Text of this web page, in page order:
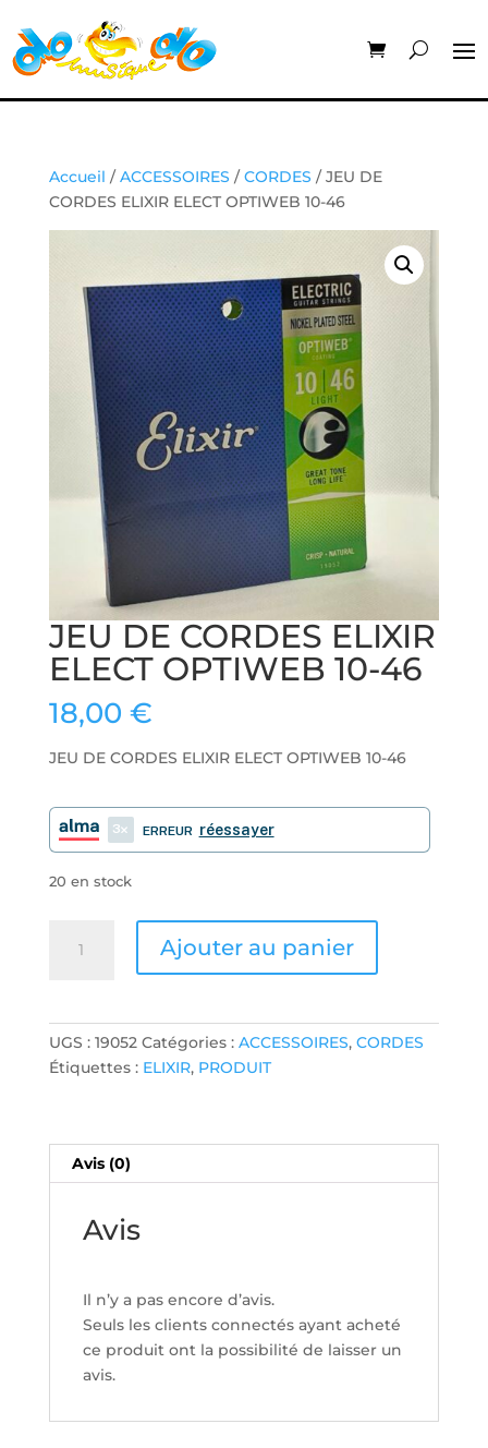
Accueil /ACCESSOIRES /CORDES / JEU DE
CORDES ELIXIR ELECT OPTIWEB 10-46
JEU DE CORDES ELIXIR
ELECT OPTIWEB 10-46
18,00 €
JEU DE CORDES ELIXIR ELECT OPTIWEB 10-46
3 ERREUR réessayer
20 en stock
ELIXIR
ELECT
Ajouter au panier
UGS : 19052 Catégories : ACCESSOIRES, CORDES
Étiquettes : ELIXIR, PRODUIT
Avis (0)
Avis
Il n’y a pas encore d’avis.
Seuls les clients connectés ayant acheté
ce produit ont la possibilité de laisser un
avis.